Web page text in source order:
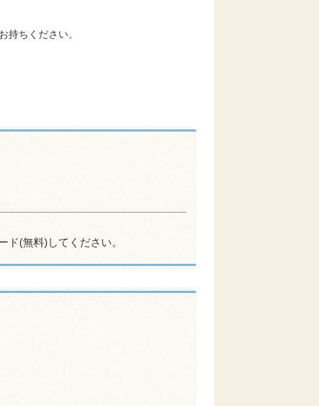
持ちください。
ド(無料)してください。